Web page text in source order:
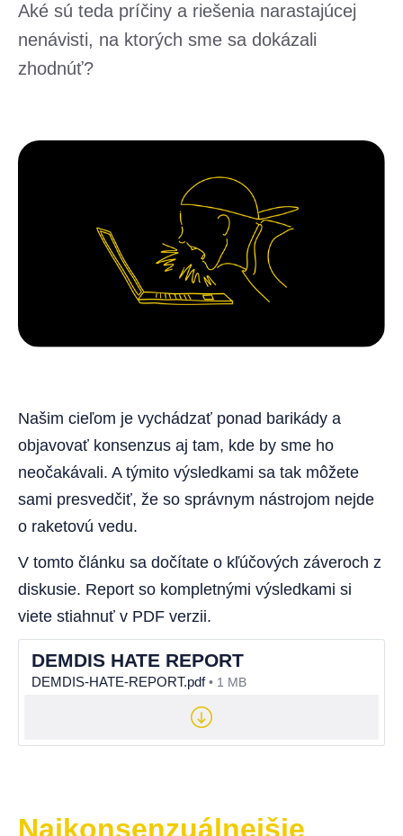
Aké sú teda príčiny a riešenia narastajúcej
nenávisti, na ktorých sme sa dokázali
zhodnúť?
Našim cieľom je vychádzať ponad barikády a
objavovať konsenzus aj tam, kde by sme ho
neočakávali. A týmito výsledkami sa tak môžete
sami presvedčiť, že so správnym nástrojom nejde
o raketovú vedu.
V tomto článku sa dočítate o kľúčových záveroch z
diskusie. Report so kompletnými výsledkami si
viete stiahnuť v PDF verzii.
DEMDIS HATE REPORT
DEMDIS-HATE-REPORT.pdf 1 MB
Najkonsenzuálnejšie